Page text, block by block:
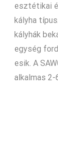
esztétikai
kályha
kályhák
egység
esik. A
alkalmas 2-